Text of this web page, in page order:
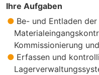
Ihre Aufgaben
Be- und Entladen der
Kommissionierung
Erfassen und